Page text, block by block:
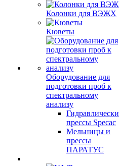
Колонки для ВЭЖХ
Кюветы
Оборудование для
подготовки проб к
спектральному
анализу
прессы Specac
Мельницы и
прессы
ПАРАТУС